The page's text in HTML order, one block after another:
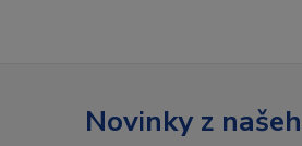
Novinky z